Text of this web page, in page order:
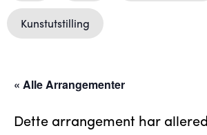
Kunstutstilling
« Alle Arrangementer
Dette arrangement har